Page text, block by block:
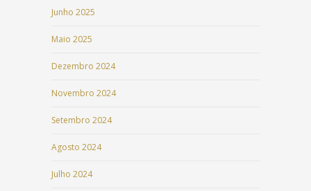
Junho 2025
Maio 2025
Dezembro 2024
Novembro 2024
Setembro 2024
Agosto 2024
Julho 2024